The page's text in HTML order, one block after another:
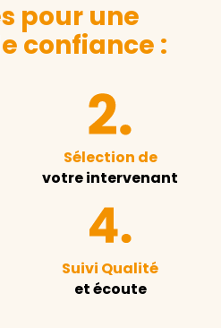
pour une
confiance :
Sélection de
votre intervenant
Suivi Qualité
et écoute